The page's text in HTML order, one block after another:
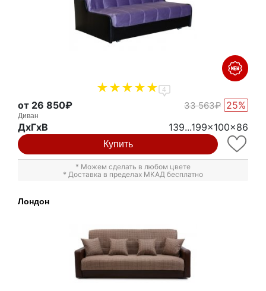
4
от 26 850₽ 33 563₽ 25%
Диван
ДxГxВ 139...199x100x86
Купить
* Можем сделать в любом цвете
* Доставка в пределах МКАД бесплатно
Лондон